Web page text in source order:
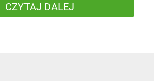
CZYTAJ DALEJ